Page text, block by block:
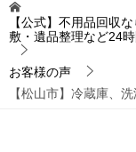
【公式】不用品回収
敷・遺品整理など24時
お客様の声
【松山市】冷蔵庫、